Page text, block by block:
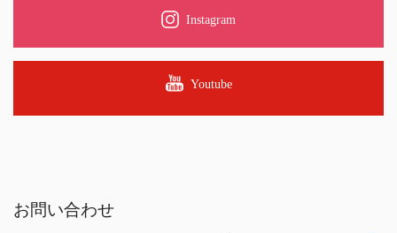
Instagram
Youtube
お問い合わせ